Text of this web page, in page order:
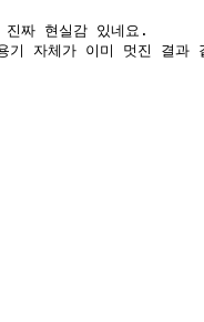
진짜 현실감 있네요.
기 자체가 이미 멋진 결